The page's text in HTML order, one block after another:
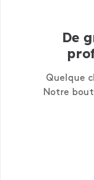
De
Quelque
Notre